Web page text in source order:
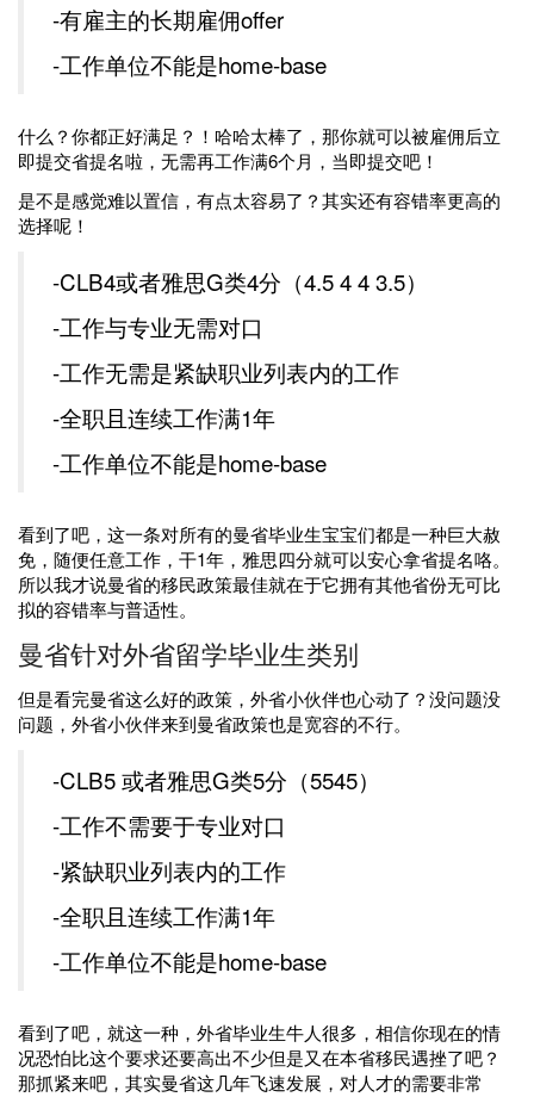
-有雇主的长期雇佣offer
-工作单位不能是home-base
什么？你都正好满足？！哈哈太棒了，那你就可以被雇佣后立
即提交省提名啦，无需再工作满6个月，当即提交吧！
是不是感觉难以置信，有点太容易了？其实还有容错率更高的
选择呢！
-CLB4或者雅思G类4分（4.5 4 4 3.5）
-工作与专业无需对口
-工作无需是紧缺职业列表内的工作
-全职且连续工作满1年
-工作单位不能是home-base
看到了吧，这一条对所有的曼省毕业生宝宝们都是一种巨大赦
免，随便任意工作，干1年，雅思四分就可以安心拿省提名咯。
所以我才说曼省的移民政策最佳就在于它拥有其他省份无可比
拟的容错率与普适性。
曼省针对外省留学毕业生类别
但是看完曼省这么好的政策，外省小伙伴也心动了？没问题没
问题，外省小伙伴来到曼省政策也是宽容的不行。
-CLB5 或者雅思G类5分（5545）
-工作不需要于专业对口
-紧缺职业列表内的工作
-全职且连续工作满1年
-工作单位不能是home-base
看到了吧，就这一种，外省毕业生牛人很多，相信你现在的情
况恐怕比这个要求还要高出不少但是又在本省移民遇挫了吧？
那抓紧来吧，其实曼省这几年飞速发展，对人才的需要非常